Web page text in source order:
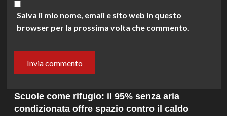
Salva il mio nome, email e sito web in questo
browser per la prossima volta che commento.
Scuole come rifugio: il 95% senza aria
condizionata offre spazio contro il caldo